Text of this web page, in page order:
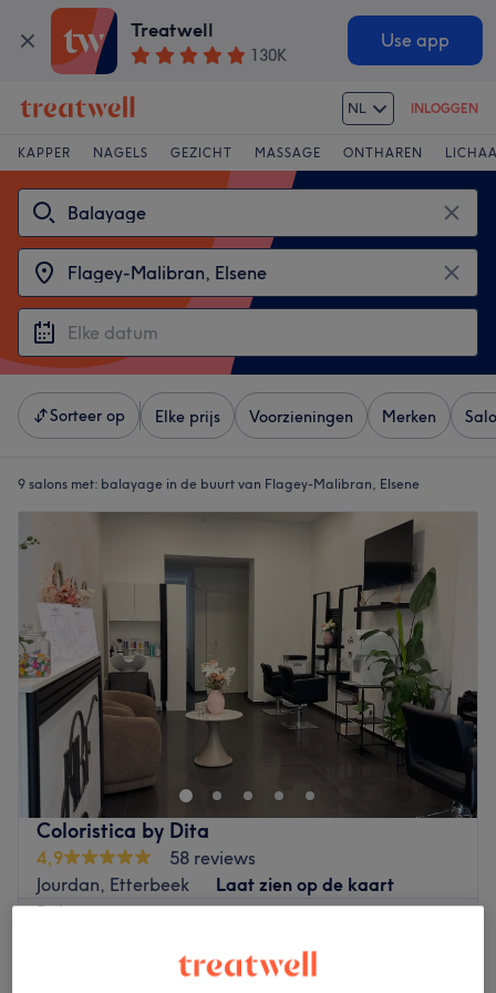
Treatwell
130K
Use app
NL INLOGGEN
KAPPER NAGELS GEZICHT MASSAGE ONTHAREN
Sorteer op Elke prijs Voorzieningen Merken
9 salons met: balayage in de buurt van Flagey-Malibran, Elsene
Coloristica by Dita
4,9
58 reviews
Jourdan, Etterbeek
Laat zien op de kaart
Balayage
Kort overzicht salongegevens